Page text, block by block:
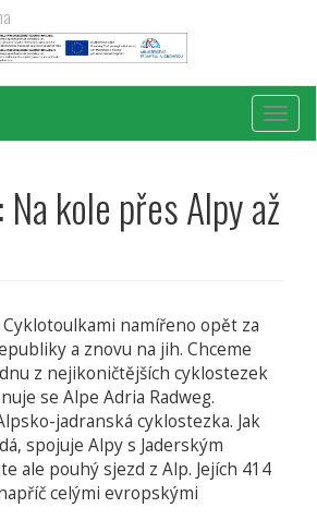
kole přes Alpy až
namířeno opět za
a znovu na jih. Chceme
z nejikoničtějších cyklostezek
se Alpe Adria Radweg.
jadranská cyklostezka. Jak
spojuje Alpy s Jaderským
ale pouhý sjezd z Alp. Jejích 414
celými evropskými